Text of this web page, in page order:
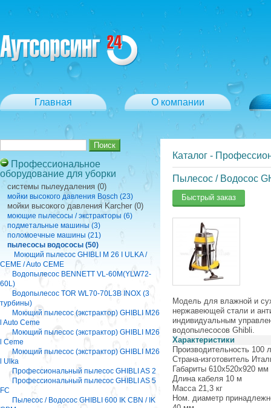
Главная О компании
Профессиональное
оборудование для уборки
cистемы пылеудаления (0)
мойки высокого давления Bosch (23)
мойки высокого давления Karcher (0)
моющие пылесосы / экстракторы (6)
подметальные машины (3)
поломоечные машины (21)
пылесосы водососы (50)
Моющий пылесос GHIBLI M 26 I ULKA /
CEME / Auto CEME
Водопылесос BENNETT VL-60M(YLW72-
60L)
Водопылесос TOR WL70-70L3B INOX (3
турбины)
Моющий пылесос (экстрактор) GHIBLI M26
l Auto Ceme
Моющий пылесос (экстрактор) GHIBLI M26
l Ceme
Моющий пылесос (экстрактор) GHIBLI M26
l Ulka
Профессиональный пылесос GHIBLI AS 2
Профессиональный пылесос GHIBLI AS 5
FC
Пылесос / Водосос GHIBLI 600 IK CBN / IK
Каталог -
Пылесос / Водосос
Быстрый заказ
Модель для влажной и
нержавеющей стали и
индивидуальным
водопылесосов Ghibli.
Характеристики
Производительность 100
Страна-изготовитель
Габариты 610x520x920 мм
Длина кабеля 10 м
Масса 21,3 кг
Ном. диаметр